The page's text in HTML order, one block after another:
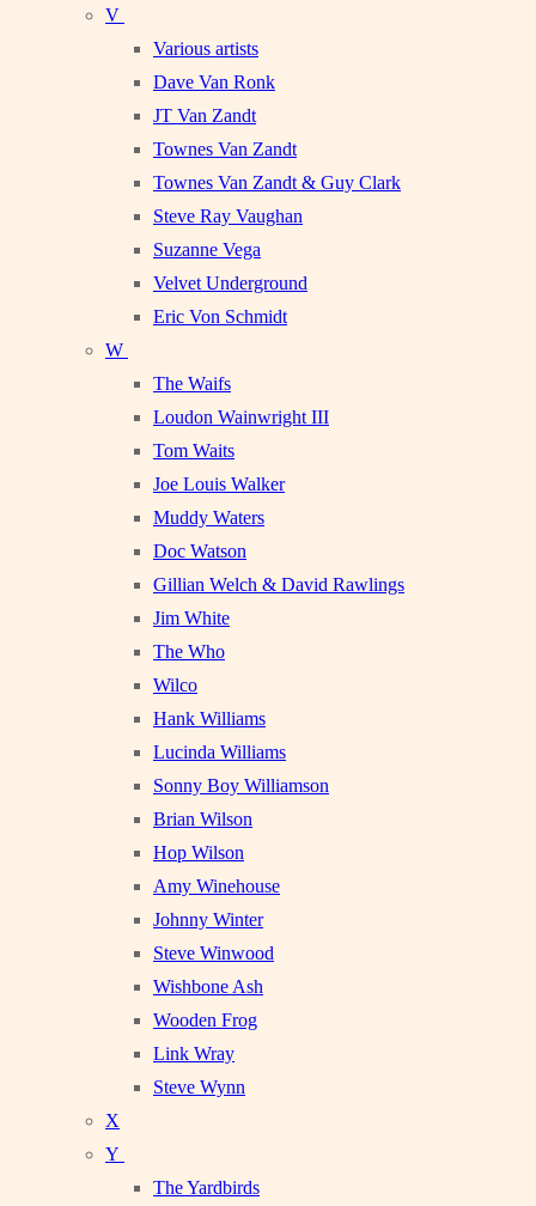
V
Various artists
Dave Van Ronk
JT Van Zandt
Townes Van Zandt
Townes Van Zandt & Guy Clark
Steve Ray Vaughan
Suzanne Vega
Velvet Underground
Eric Von Schmidt
W
The Waifs
Loudon Wainwright III
Tom Waits
Joe Louis Walker
Muddy Waters
Doc Watson
Gillian Welch & David Rawlings
Jim White
The Who
Wilco
Hank Williams
Lucinda Williams
Sonny Boy Williamson
Brian Wilson
Hop Wilson
Amy Winehouse
Johnny Winter
Steve Winwood
Wishbone Ash
Wooden Frog
Link Wray
Steve Wynn
X
Y
The Yardbirds